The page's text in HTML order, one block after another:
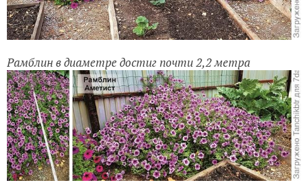
Рамблин в диаметре достиг почти 2,2 метра